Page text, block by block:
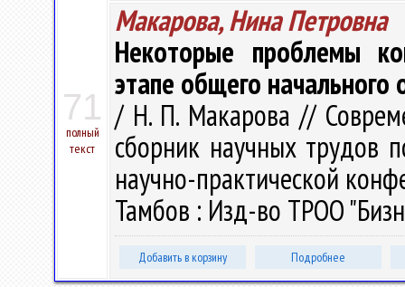
71
полный
текст
Макарова, Нина Петровна
Некоторые проблемы
этапе общего начального
/ Н. П. Макарова //
сборник научных трудов
научно-практической
Тамбов : Изд-во ТРОО
Добавить в корзину Подробнее